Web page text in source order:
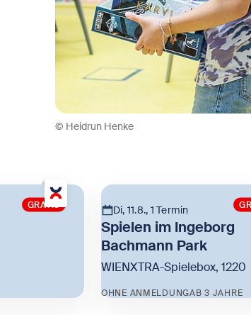
© Heidrun Henke
GRATIS Di, 11.8., 1 Termin
Spielen im Ingeborg
Bachmann Park
WIENXTRA-Spielebox, 1220
OHNE ANMELDUNGAB 3 JAHRE